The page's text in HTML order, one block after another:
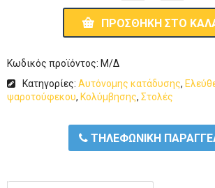
ΠΡΟΣΘΉΚΗ ΣΤΟ
Κωδικός προϊόντος: Μ/Δ
Κατηγορίες: Αυτόνομης κατάδυσης,
ψαροτούφεκου, Κολύμβησης, Στολές
ΤΗΛΕΦΩΝΙΚΗ